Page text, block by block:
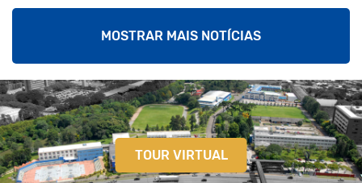
MOSTRAR MAIS NOTÍCIAS
TOUR VIRTUAL